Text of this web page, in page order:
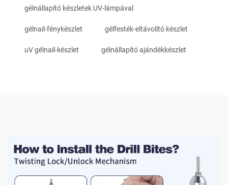
gélnállapító készletek UV-lámpával
gélnail-fénykészlet gélfesték-eltávolító készlet
uV gélnail-készlet gélnállapító ajándékkészlet